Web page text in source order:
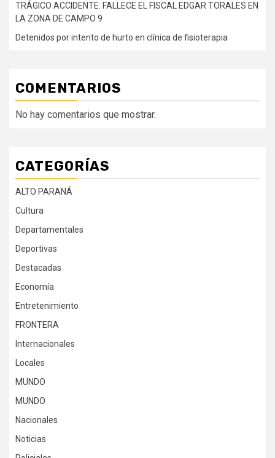
TRÁGICO ACCIDENTE: FALLECE EL FISCAL EDGAR TORALES EN
LA ZONA DE CAMPO 9
Detenidos por intento de hurto en clínica de fisioterapia
COMENTARIOS
No hay comentarios que mostrar.
CATEGORÍAS
ALTO PARANÁ
Cultura
Departamentales
Deportivas
Destacadas
Economía
Entretenimiento
FRONTERA
Internacionales
Locales
MUNDO
MUNDO
Nacionales
Noticias